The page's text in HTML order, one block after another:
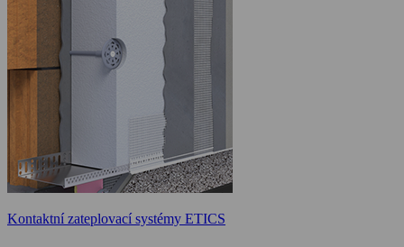
Kontaktní zateplovací systémy ETICS